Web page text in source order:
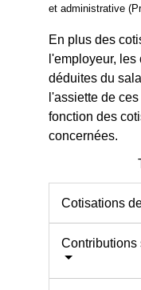
et administrative
En plus des
l'employeur,
déduites du
l'assiette de
fonction des
concernées.
Cotisations
Contributions